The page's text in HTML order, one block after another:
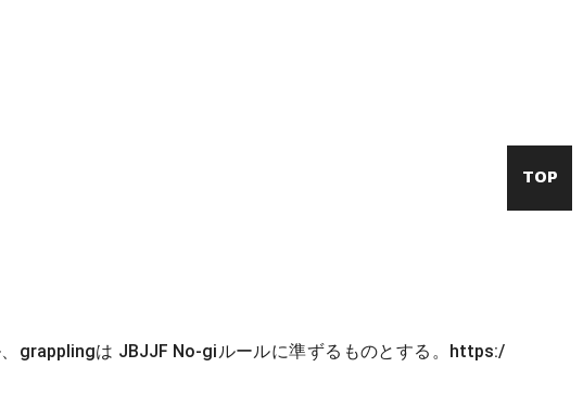
grapplingは JBJJF No-giルールに準ずるものとする。https:/
TOP